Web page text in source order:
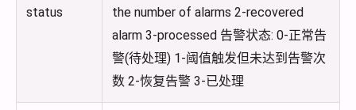
status
the number of alarms 2-recovered
alarm 3-processed 告警状态: 0-正常告
警(待处理) 1-阈值触发但未达到告警次
数 2-恢复告警 3-已处理